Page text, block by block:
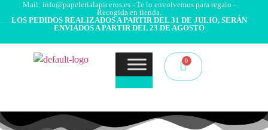
Mail: info@papelerialapiceros.es - Te lo envolvemos para regalo -
Recogida en tienda.
LOS PEDIDOS REALIZADOS A PARTIR DEL 31 DE JULIO, SERÁN
ENVIADOS A PARTIR DEL 23 DE AGOSTO